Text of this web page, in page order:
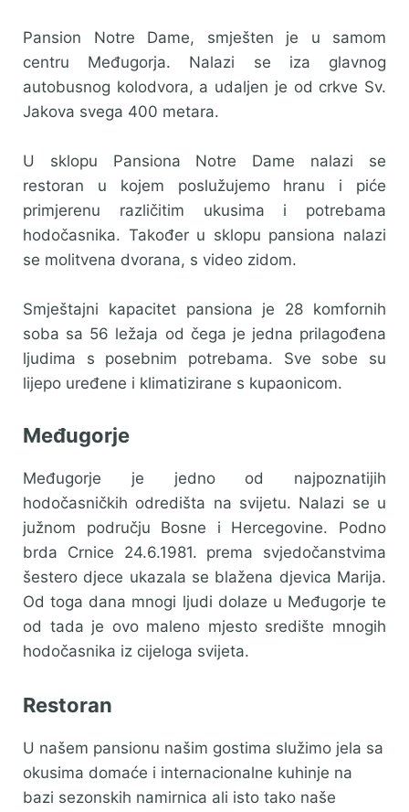
Pansion Notre Dame, smješten je u samom
centru Međugorja. Nalazi se iza glavnog
autobusnog kolodvora, a udaljen je od crkve Sv.
Jakova svega 400 metara.
U sklopu Pansiona Notre Dame nalazi se
restoran u kojem poslužujemo hranu i piće
primjerenu različitim ukusima i potrebama
hodočasnika. Također u sklopu pansiona nalazi
se molitvena dvorana, s video zidom.
Smještajni kapacitet pansiona je 28 komfornih
soba sa 56 ležaja od čega je jedna prilagođena
ljudima s posebnim potrebama. Sve sobe su
lijepo uređene i klimatizirane s kupaonicom.
Međugorje
Međugorje je jedno od najpoznatijih
hodočasničkih odredišta na svijetu. Nalazi se u
južnom području Bosne i Hercegovine. Podno
brda Crnice 24.6.1981. prema svjedočanstvima
šestero djece ukazala se blažena djevica Marija.
Od toga dana mnogi ljudi dolaze u Međugorje te
od tada je ovo maleno mjesto središte mnogih
hodočasnika iz cijeloga svijeta.
Restoran
U našem pansionu našim gostima služimo jela sa
okusima domaće i internacionalne kuhinje na
bazi sezonskih namirnica ali isto tako naše